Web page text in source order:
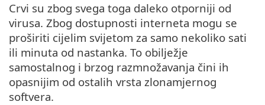
Crvi su zbog svega toga daleko otporniji od
virusa. Zbog dostupnosti interneta mogu se
proširiti cijelim svijetom za samo nekoliko sati
ili minuta od nastanka. To obilježje
samostalnog i brzog razmnožavanja čini ih
opasnijim od ostalih vrsta zlonamjernog
softvera.